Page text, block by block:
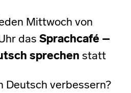
Mittwoch von
das Sprachcafé –
sprechen statt
Deutsch verbessern?